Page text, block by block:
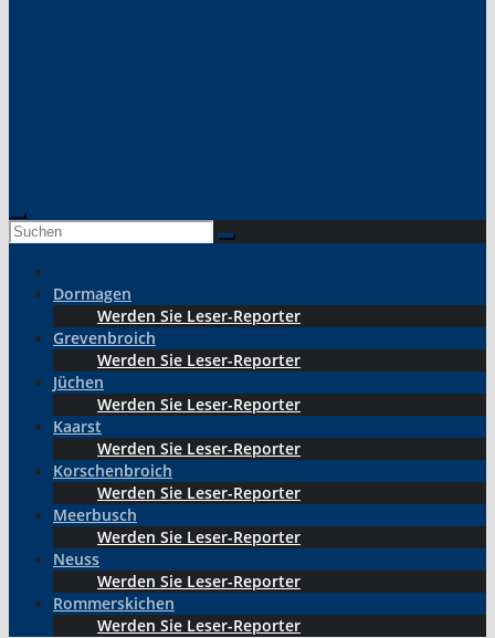
Dormagen
Werden Sie Leser-Reporter
Grevenbroich
Werden Sie Leser-Reporter
Jüchen
Werden Sie Leser-Reporter
Kaarst
Werden Sie Leser-Reporter
Korschenbroich
Werden Sie Leser-Reporter
Meerbusch
Werden Sie Leser-Reporter
Neuss
Werden Sie Leser-Reporter
Rommerskichen
Werden Sie Leser-Reporter